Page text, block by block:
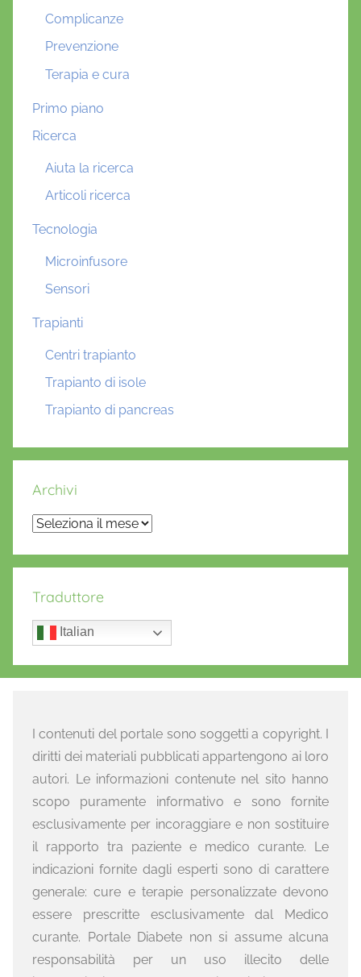
Complicanze
Prevenzione
Terapia e cura
Primo piano
Ricerca
Aiuta la ricerca
Articoli ricerca
Tecnologia
Microinfusore
Sensori
Trapianti
Centri trapianto
Trapianto di isole
Trapianto di pancreas
Archivi
Archivi
Traduttore
Italian
I contenuti del portale sono soggetti a copyright. I
diritti dei materiali pubblicati appartengono ai loro
autori. Le informazioni contenute nel sito hanno
scopo puramente informativo e sono fornite
esclusivamente per incoraggiare e non sostituire
il rapporto tra paziente e medico curante. Le
indicazioni fornite dagli esperti sono di carattere
generale: cure e terapie personalizzate devono
essere prescritte esclusivamente dal Medico
curante. Portale Diabete non si assume alcuna
responsabilità per un uso illecito delle